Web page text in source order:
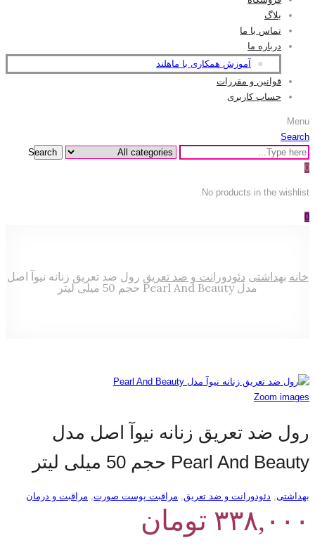
بلاگ
تماس با ما
درباره ما
آموزش همکاری با ماهلند
قوانین و مقررات
حساب کاربری
Menu
Search
Search
0
No products in the wishlist.
0
خانه بهداشتی دئودورانت و ضد تعریق رول ضد تعریق زنانه نیوآ اصل
مدل Pearl And Beauty حجم 50 میلی لیتر
Zoom images
رول ضد تعریق زنانه نیوآ اصل مدل
Pearl And Beauty حجم 50 میلی لیتر
بهداشتی دئودورانت و ضد تعریق مراقبت پوست صورت مراقبت و درمان
۳۳۸,۰۰۰ تومان